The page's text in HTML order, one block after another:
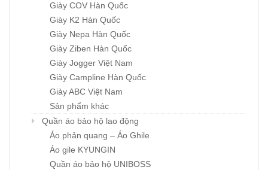
Giày COV Hàn Quốc
Giày K2 Hàn Quốc
Giày Nepa Hàn Quốc
Giày Ziben Hàn Quốc
Giày Jogger Việt Nam
Giày Campline Hàn Quốc
Giày ABC Việt Nam
Sản phẩm khác
Quần áo bảo hộ lao động
Áo phản quang – Áo Ghile
Áo gile KYUNGIN
Quần áo bảo hộ UNIBOSS